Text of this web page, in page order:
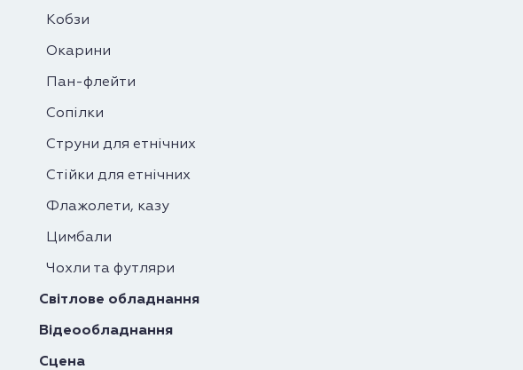
Кобзи
Окарини
Пан-флейти
Сопілки
Струни для етнічних
Стійки для етнічних
Флажолети, казу
Цимбали
Чохли та футляри
Світлове обладнання
Відеообладнання
Сцена